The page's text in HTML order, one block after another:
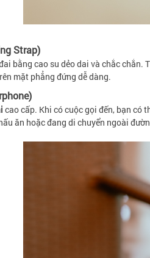
Strap)
bằng cao su dẻo dai và chắc
mặt phẳng đứng dễ dàng.
cao cấp. Khi có cuộc gọi đến, bạn có
ăn hoặc đang di chuyển ngoài